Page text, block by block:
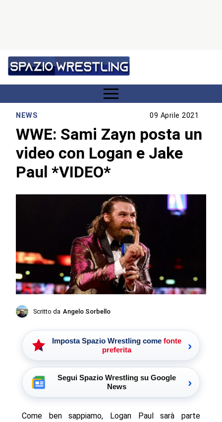
NEWS 09 Aprile 2021
WWE: Sami Zayn posta un
video con Logan e Jake
Paul *VIDEO*
Scritto da Angelo Sorbello
Imposta Spazio Wrestling come fonte
preferita
›
Segui Spazio Wrestling su Google
News
›
Come ben sappiamo, Logan Paul sarà parte